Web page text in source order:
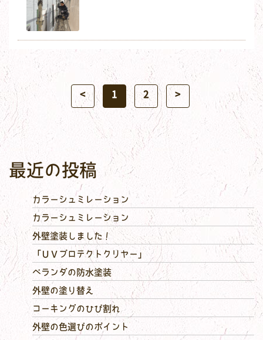
< 1 2 >
最近の投稿
カラーシュミレーション
カラーシュミレーション
外壁塗装しました！
「ＵＶプロテクトクリヤー」
ベランダの防水塗装
外壁の塗り替え
コーキングのひび割れ
外壁の色選びのポイント